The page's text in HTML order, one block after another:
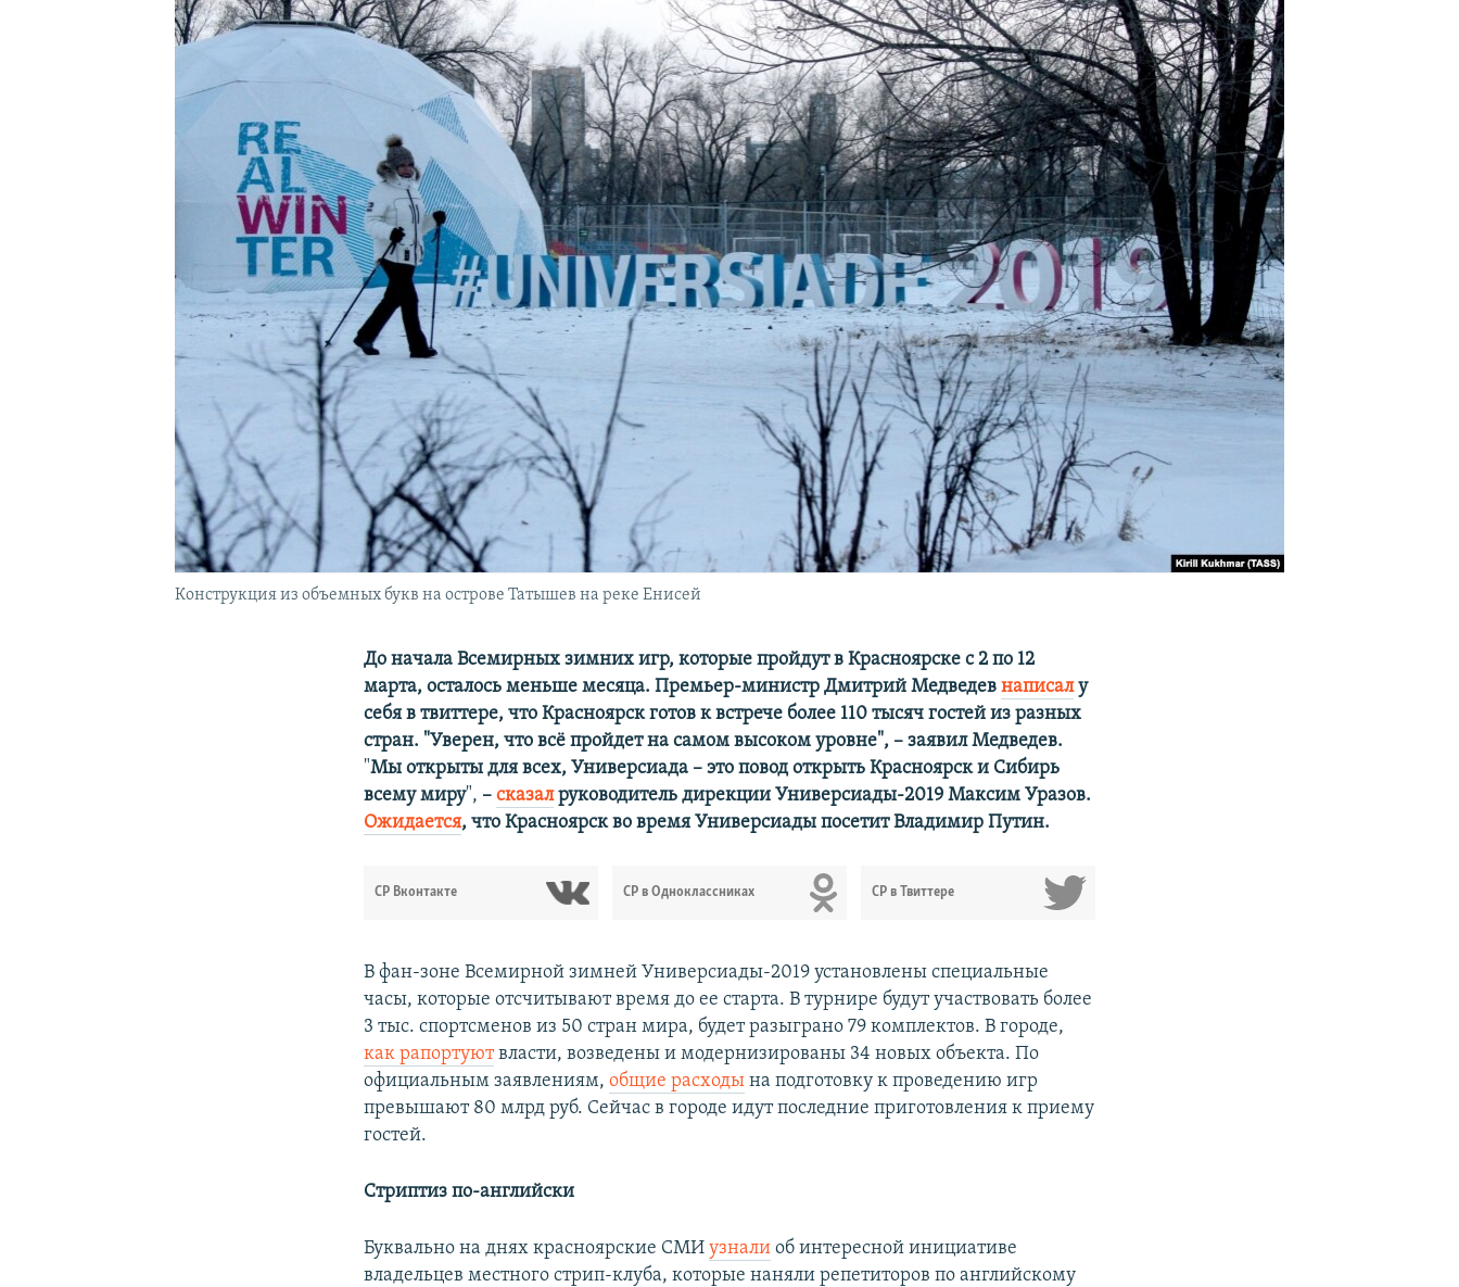
ПОДПИШИТЕСЬ НА РАССЫЛКУ
Конструкция из объемных букв на острове Татышев на реке Енисей
До начала Всемирных зимних игр, которые пройдут в Красноярске с 2 по 12
марта, осталось меньше месяца. Премьер-министр Дмитрий Медведевнаписалу
себя в твиттере, что Красноярск готов к встрече более 110 тысяч гостей из разных
стран. "Уверен, что всё пройдет на самом высоком уровне", – заявил Медведев.
"Мы открыты для всех, Универсиада – это повод открыть Красноярск и Сибирь
всему миру", –сказалруководитель дирекции Универсиады-2019 Максим Уразов.
Ожидается, что Красноярск во время Универсиады посетит Владимир Путин.
СР Вконтакте СР в Одноклассниках СР в Твиттере
В фан-зоне Всемирной зимней Универсиады-2019 установлены специальные
часы, которые отсчитывают время до ее старта. В турнире будут участвовать более
3 тыс. спортсменов из 50 стран мира, будет разыграно 79 комплектов. В городе,
как рапортуютвласти, возведены и модернизированы 34 новых объекта. По
официальным заявлениям,общие расходы на подготовку к проведению игр
превышают 80 млрд руб. Сейчас в городе идут последние приготовления к приему
гостей.
Стриптиз по-английски
Буквально на днях красноярские СМИузнали об интересной инициативе
владельцев местного стрип-клуба, которые наняли репетиторов по английскому